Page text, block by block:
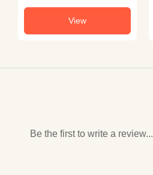
View
Be the first to write a review...